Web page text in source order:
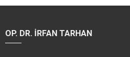
OP. DR. İRFAN TARHAN